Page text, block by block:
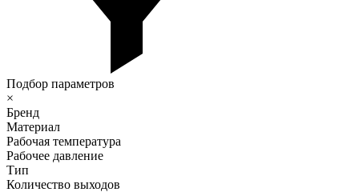
Подбор параметров
×
Бренд
Материал
Рабочая температура
Рабочее давление
Тип
Количество выходов